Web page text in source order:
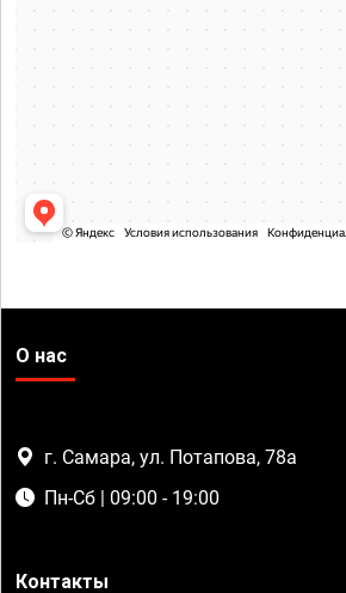
О нас
г. Самара, ул. Потапова, 78а
Пн-Сб | 09:00 - 19:00
Контакты